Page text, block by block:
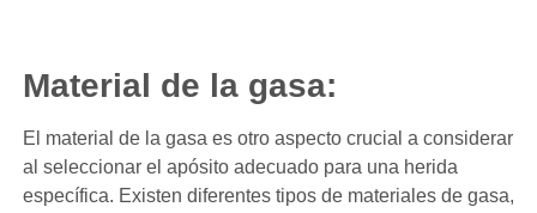
Material de la gasa:
El material de la gasa es otro aspecto crucial a considerar
al seleccionar el apósito adecuado para una herida
específica. Existen diferentes tipos de materiales de gasa,